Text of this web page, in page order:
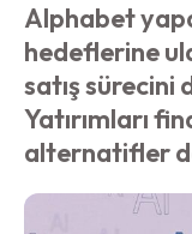
Alphabet
hedeflerine
satış sürecini
Yatırımları
alternatifler